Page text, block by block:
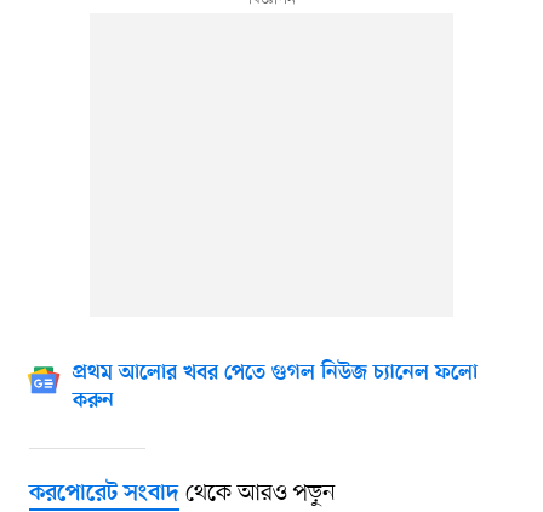
প্রথম আলোর খবর পেতে গুগল নিউজ চ্যানেল ফলো
করুন
করপোরেট সংবাদথেকে আরও পড়ুন